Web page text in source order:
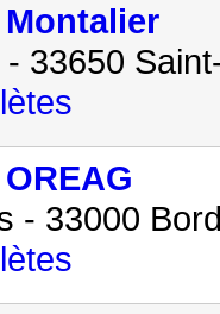
33650
- 33000